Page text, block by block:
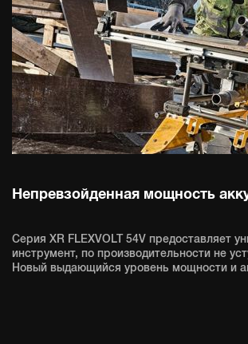
Непревзойденная мощность
Серия XR FLEXVOLT 54V предоставляет
инструмент, по производительности не
Новый выдающийся уровень мощности и